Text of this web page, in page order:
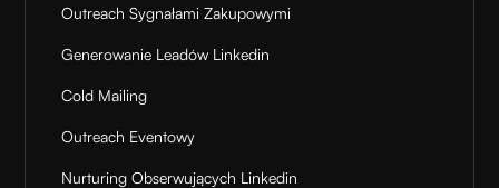
Outreach Sygnałami Zakupowymi
Generowanie Leadów Linkedin
Cold Mailing
Outreach Eventowy
Nurturing Obserwujących Linkedin